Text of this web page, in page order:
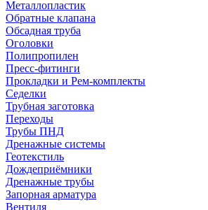
Металлопластик
Обратные клапана
Обсадная труба
Оголовки
Полипропилен
Пресс-фитинги
Прокладки и Рем-комплекты
Седелки
Трубная заготовка
Переходы
Трубы ПНД
Дренажные системы
Геотекстиль
Дождеприёмники
Дренажные трубы
Запорная арматура
Вентиля